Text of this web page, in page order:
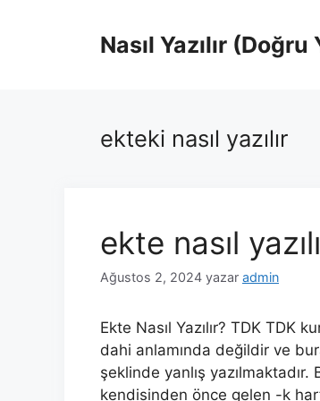
Nasıl Yazılır
ekteki nasıl yazılır
ekte nasıl
Ağustos 2, 2024 yazar admin
Ekte Nasıl Yazılır? TDK TDK
dahi anlamında değildir ve
şeklinde yanlış
kendisinden önce gelen -k